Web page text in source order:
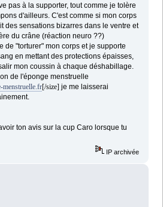
pas à la supporter, tout comme je tolère
d'ailleurs. C'est comme si mon corps
des sensations bizarres dans le ventre et
du crâne (réaction neuro ??)
de "torturer" mon corps et je supporte
en mettant des protections épaisses,
mon coussin à chaque déshabillage.
de l'éponge menstruelle
menstruelle.fr[/size] je me laisserai
ton avis sur la cup Caro lorsque tu
IP archivée